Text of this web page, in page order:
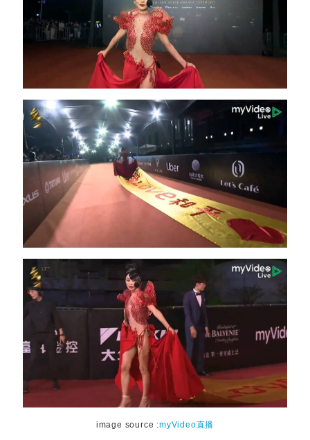
image source :myVideo直播